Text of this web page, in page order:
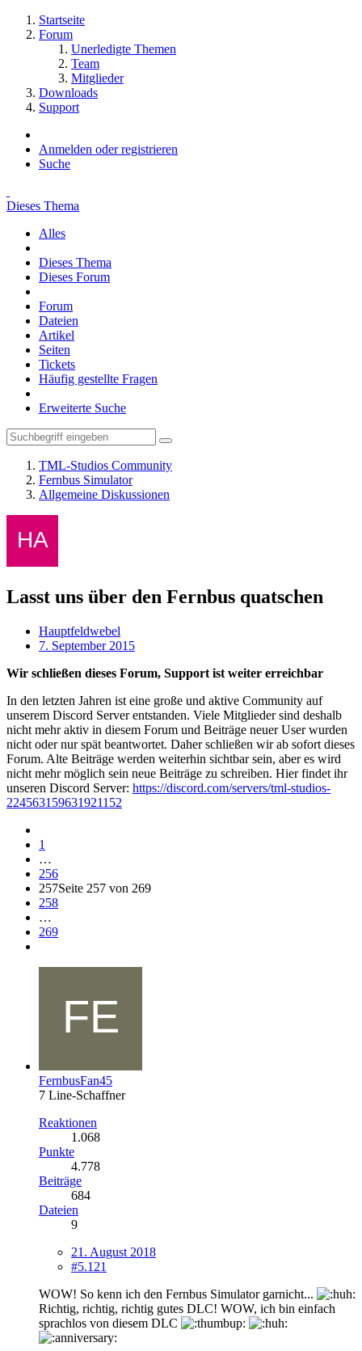
Startseite
Forum
Unerledigte Themen
Team
Mitglieder
Downloads
Support
Anmelden oder registrieren
Suche
Dieses Thema
Alles
Dieses Thema
Dieses Forum
Forum
Dateien
Artikel
Seiten
Tickets
Häufig gestellte Fragen
Erweiterte Suche
TML-Studios Community
Fernbus Simulator
Allgemeine Diskussionen
Lasst uns über den Fernbus quatschen
Hauptfeldwebel
7. September 2015
Wir schließen dieses Forum, Support ist weiter erreichbar
In den letzten Jahren ist eine große und aktive Community auf
unserem Discord Server entstanden. Viele Mitglieder sind deshalb
nicht mehr aktiv in diesem Forum und Beiträge neuer User wurden
nicht oder nur spät beantwortet. Daher schließen wir ab sofort dieses
Forum. Alte Beiträge werden weiterhin sichtbar sein, aber es wird
nicht mehr möglich sein neue Beiträge zu schreiben. Hier findet ihr
unseren Discord Server: https://discord.com/servers/tml-studios-
224563159631921152
1
…
256
257Seite 257 von 269
258
…
269
FernbusFan45
7 Line-Schaffner
Reaktionen
1.068
Punkte
4.778
Beiträge
684
Dateien
9
21. August 2018
#5.121
WOW! So kenn ich den Fernbus Simulator garnicht...
Richtig, richtig, richtig gutes DLC! WOW, ich bin einfach
sprachlos von diesem DLC